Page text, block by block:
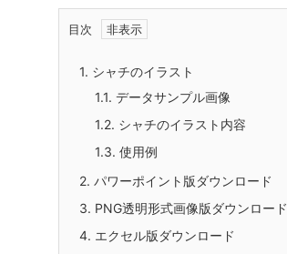
目次
1. シャチのイラスト
1.1. データサンプル画像
1.2. シャチのイラスト内容
1.3. 使用例
2. パワーポイント版ダウンロード
3. PNG透明形式画像版ダウンロード
4. エクセル版ダウンロード